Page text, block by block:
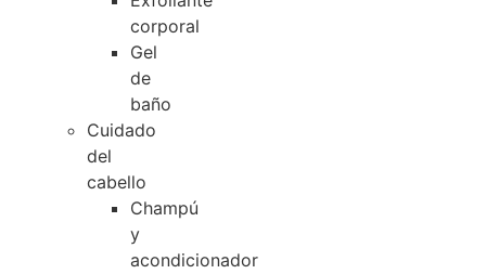
corporal
Gel
de
baño
Cuidado
del
cabello
Champú
y
acondicionador